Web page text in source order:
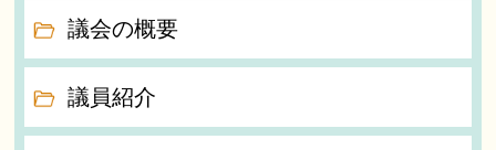
議会の概要
議員紹介